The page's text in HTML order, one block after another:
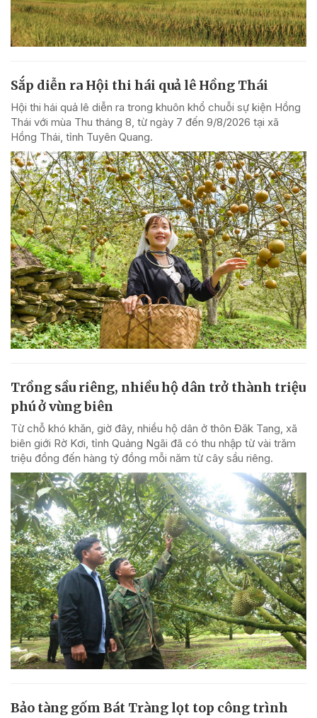
Sắp diễn ra Hội thi hái quả lê Hồng Thái
Hội thi hái quả lê diễn ra trong khuôn khổ chuỗi sự kiện Hồng
Thái với mùa Thu tháng 8, từ ngày 7 đến 9/8/2026 tại xã
Hồng Thái, tỉnh Tuyên Quang.
Trồng sầu riêng, nhiều hộ dân trở thành triệu
phú ở vùng biên
Từ chỗ khó khăn, giờ đây, nhiều hộ dân ở thôn Đăk Tang, xã
biên giới Rờ Kơi, tỉnh Quảng Ngãi đã có thu nhập từ vài trăm
triệu đồng đến hàng tỷ đồng mỗi năm từ cây sầu riêng.
Bảo tàng gốm Bát Tràng lọt top công trình